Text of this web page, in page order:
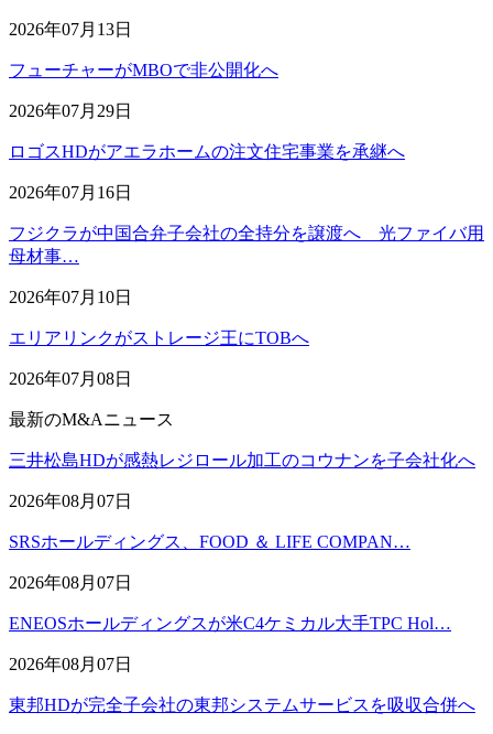
2026年07月13日
フューチャーがMBOで非公開化へ
2026年07月29日
ロゴスHDがアエラホームの注文住宅事業を承継へ
2026年07月16日
フジクラが中国合弁子会社の全持分を譲渡へ 光ファイバ用
母材事…
2026年07月10日
エリアリンクがストレージ王にTOBへ
2026年07月08日
最新のM&Aニュース
三井松島HDが感熱レジロール加工のコウナンを子会社化へ
2026年08月07日
SRSホールディングス、FOOD ＆ LIFE COMPAN…
2026年08月07日
ENEOSホールディングスが米C4ケミカル大手TPC Hol…
2026年08月07日
東邦HDが完全子会社の東邦システムサービスを吸収合併へ